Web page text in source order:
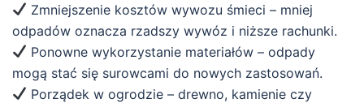
Zmniejszenie kosztów wywozu śmieci – mniej
odpadów oznacza rzadszy wywóz i niższe rachunki.
Ponowne wykorzystanie materiałów – odpady
mogą stać się surowcami do nowych zastosowań.
Porządek w ogrodzie – drewno, kamienie czy